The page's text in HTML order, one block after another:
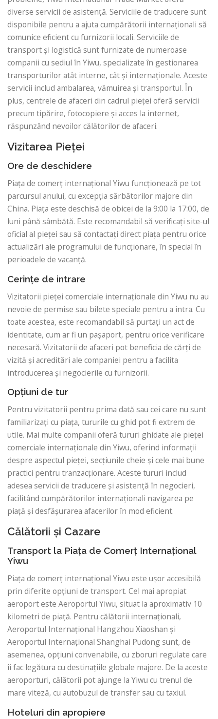
diverse servicii de asistență. Serviciile de traducere sunt
disponibile pentru a ajuta cumpărătorii internaționali să
comunice eficient cu furnizorii locali. Serviciile de
transport și logistică sunt furnizate de numeroase
companii cu sediul în Yiwu, specializate în gestionarea
transporturilor atât interne, cât și internaționale. Aceste
servicii includ ambalarea, vămuirea și transportul. În
plus, centrele de afaceri din cadrul pieței oferă servicii
precum tipărire, fotocopiere și acces la internet,
răspunzând nevoilor călătorilor de afaceri.
Vizitarea Pieței
Ore de deschidere
Piața de comerț internațional Yiwu funcționează pe tot
parcursul anului, cu excepția sărbătorilor majore din
China. Piața este deschisă de obicei de la 9:00 la 17:00, de
luni până sâmbătă. Este recomandabil să verificați site-ul
oficial al pieței sau să contactați direct piața pentru orice
actualizări ale programului de funcționare, în special în
perioadele de vacanță.
Cerințe de intrare
Vizitatorii pieței comerciale internaționale din Yiwu nu au
nevoie de permise sau bilete speciale pentru a intra. Cu
toate acestea, este recomandabil să purtați un act de
identitate, cum ar fi un pașaport, pentru orice verificare
necesară. Vizitatorii de afaceri pot beneficia de cărți de
vizită și acreditări ale companiei pentru a facilita
introducerea și negocierile cu furnizorii.
Opțiuni de tur
Pentru vizitatorii pentru prima dată sau cei care nu sunt
familiarizați cu piața, tururile cu ghid pot fi extrem de
utile. Mai multe companii oferă tururi ghidate ale pieței
comerciale internaționale din Yiwu, oferind informații
despre aspectul pieței, secțiunile cheie și cele mai bune
practici pentru tranzacționare. Aceste tururi includ
adesea servicii de traducere și asistență în negocieri,
facilitând cumpărătorilor internaționali navigarea pe
piață și desfășurarea afacerilor în mod eficient.
Călătorii și Cazare
Transport la Piața de Comerț Internațional
Yiwu
Piața de comerț internațional Yiwu este ușor accesibilă
prin diferite opțiuni de transport. Cel mai apropiat
aeroport este Aeroportul Yiwu, situat la aproximativ 10
kilometri de piață. Pentru călătorii internaționali,
Aeroportul Internațional Hangzhou Xiaoshan și
Aeroportul Internațional Shanghai Pudong sunt, de
asemenea, opțiuni convenabile, cu zboruri regulate care
îi fac legătura cu destinațiile globale majore. De la aceste
aeroporturi, călătorii pot ajunge la Yiwu cu trenul de
mare viteză, cu autobuzul de transfer sau cu taxiul.
Hoteluri din apropiere